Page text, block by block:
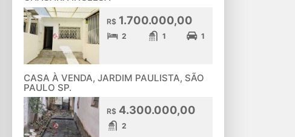
R$1.700.000,00
2 1 1
CASA À VENDA, JARDIM PAULISTA, SÃO
PAULO SP.
R$4.300.000,00
2